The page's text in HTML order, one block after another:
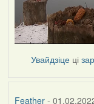
Увайдзіце ці
Feather-